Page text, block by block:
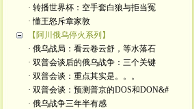
· 转播世界杯：空手套白狼与拒当冤
· 懂王怒斥章家敦
【阿川俄乌停火系列】
· 俄乌战局：看云卷云舒，等水落石
· 双普会谈后的俄乌战争：三个关键
· 双普会谈：重点其实是。。。
· 双普会谈：预测普京的DOS和DON&#
· 俄乌战争三年半有感